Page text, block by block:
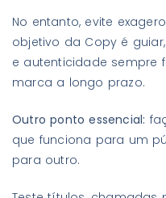
No entanto, evite
objetivo da Copy é
e autenticidade sempre
marca a longo prazo.
Outro ponto essencial:
que funciona para um
para outro.